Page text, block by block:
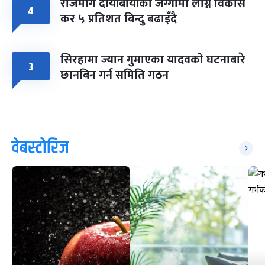
४ कर ५ प्रतिशत बिन्दु बढाइँदै
३ सिरहामा ज्यान गुमाएका यादवको घटनाबारे
छानबिन गर्न समिति गठन
वेबस्टोरिज